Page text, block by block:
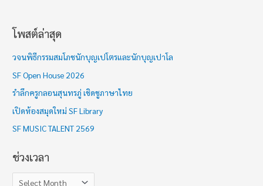
โพสต์ล่าสุด
วจนพิธีกรรมสมโภชนักบุญเปโตรและนักบุญเปาโล
SF Open House 2026
รำลึกครูกลอนสุนทรภู่ เชิดชูภาษาไทย
เปิดห้องสมุดใหม่ SF Library
SF MUSIC TALENT 2569
ช่วงเวลา
ช่
ง
เ
ว
ล
า